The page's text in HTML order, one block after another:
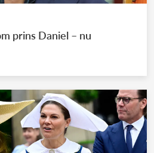
prins Daniel – nu